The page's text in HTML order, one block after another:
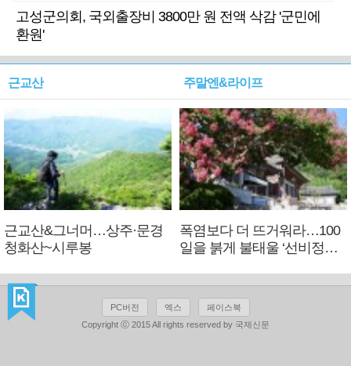
고성군의회, 국외출장비 3800만 원 전액 삭감 '군민에
환원'
근교산
근교산&그너머…상주·문경
청화산~시루봉
주말엔&라이프
폭염보다 더 뜨거워라…100
일을 붉게 불태울 ‘선비정신’
PC버전 엑스
페이스북
Copyright ⓒ 2015 All rights reserved by 국제신문